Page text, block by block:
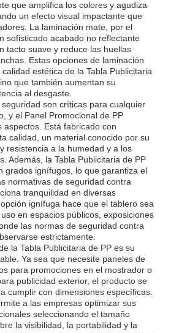
los PP
de PP
que amplifica los colores y agudiza
un efecto visual impactante que
La laminación mate, por el
sofisticado acabado no reflectante
tacto suave y reduce las huellas
Estas opciones de laminación
estética de la Tabla Publicitaria
que también aumentan su
al desgaste.
son críticas para cualquier
y el Panel Promocional de PP
aspectos. Está fabricado con
calidad, un material conocido por su
resistencia a la humedad y a los
Además, la Tabla Publicitaria de PP
grados ignífugos, lo que garantiza el
normativas de seguridad contra
tranquilidad en diversas
ignífuga hace que el tablero sea
en espacios públicos, exposiciones
las normas de seguridad contra
estrictamente.
la Tabla Publicitaria de PP es su
Ya sea que necesite paneles de
para promociones en el mostrador o
publicidad exterior, el producto se
cumplir con dimensiones específicas.
a las empresas optimizar sus
seleccionando el tamaño
la visibilidad, la portabilidad y la